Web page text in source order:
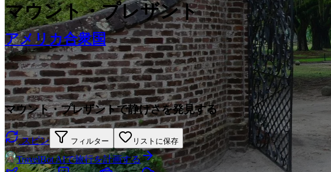
マウント・プレザント
アメリカ合衆国
マウント・プレザントで静けさを発見する
スピン フィルター リストに保存
TravelBot AIで旅行を計画する